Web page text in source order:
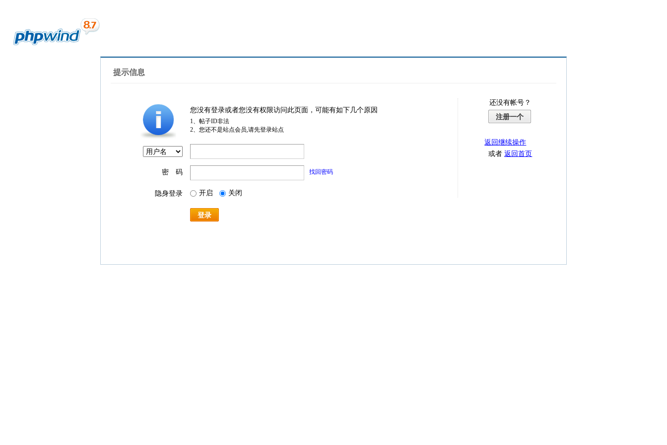
提示信息
您没有登录或者您没有权限访问此页面，可能有如下几个原因
1、帖子ID非法
2、您还不是站点会员,请先登录站点
密 码 找回密码
隐身登录 开启 关闭
登录
还没有帐号？
注册一个
返回继续操作
或者返回首页